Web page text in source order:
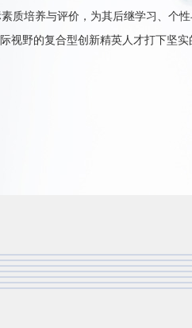
质培养与评价，为其后继学习、个
视野的复合型创新精英人才打下坚实